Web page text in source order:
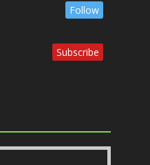
Follow
Subscribe